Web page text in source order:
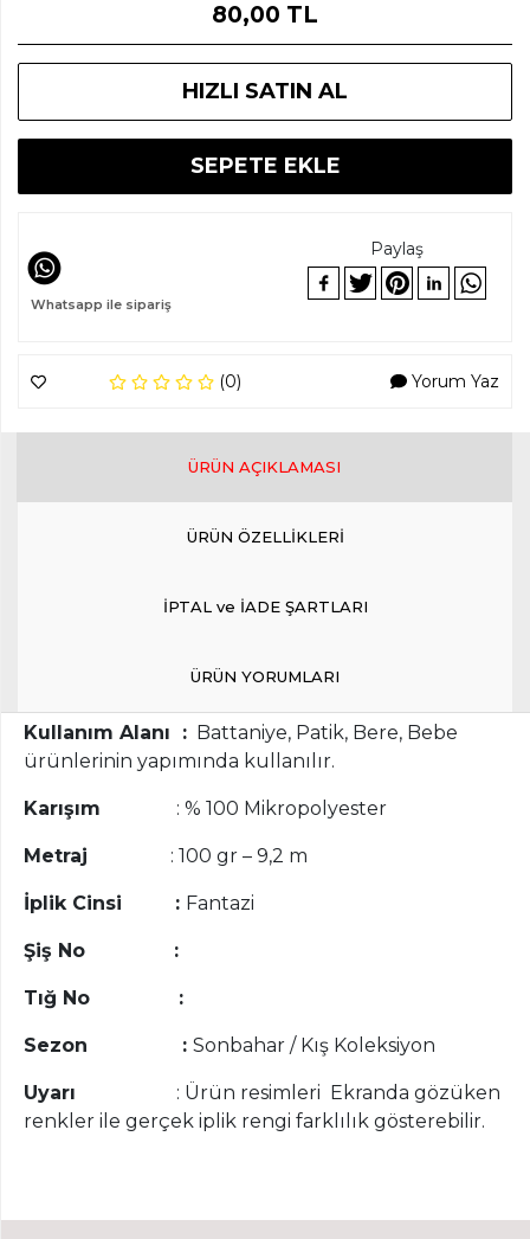
80,00 TL
HIZLI SATIN AL
SEPETE EKLE
Whatsapp ile sipariş
Paylaş
(0) Yorum Yaz
ÜRÜN AÇIKLAMASI
ÜRÜN ÖZELLİKLERİ
İPTAL ve İADE ŞARTLARI
ÜRÜN YORUMLARI
Kullanım Alanı : Battaniye, Patik, Bere, Bebe
ürünlerinin yapımında kullanılır.
Karışım : % 100 Mikropolyester
Metraj : 100 gr – 9,2 m
İplik Cinsi : Fantazi
Şiş No :
Tığ No :
Sezon : Sonbahar / Kış Koleksiyon
Uyarı : Ürün resimleri Ekranda gözüken
renkler ile gerçek iplik rengi farklılık gösterebilir.